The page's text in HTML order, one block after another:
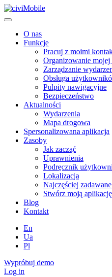
O nas
Funkcje
Pracuj z moimi
Organizowanie mojej
Zarządzanie
Obsługa
Pulpity nawigacyjne
Bezpieczeństwo
Aktualności
Wydarzenia
Mapa drogowa
Spersonalizowana aplikacja
Zasoby
Jak zacząć
Uprawnienia
Podręcznik
Lokalizacja
Najczęściej
Stwórz moją aplikację
Blog
Kontakt
En
Ua
Pl
Wypróbuj demo
Log in